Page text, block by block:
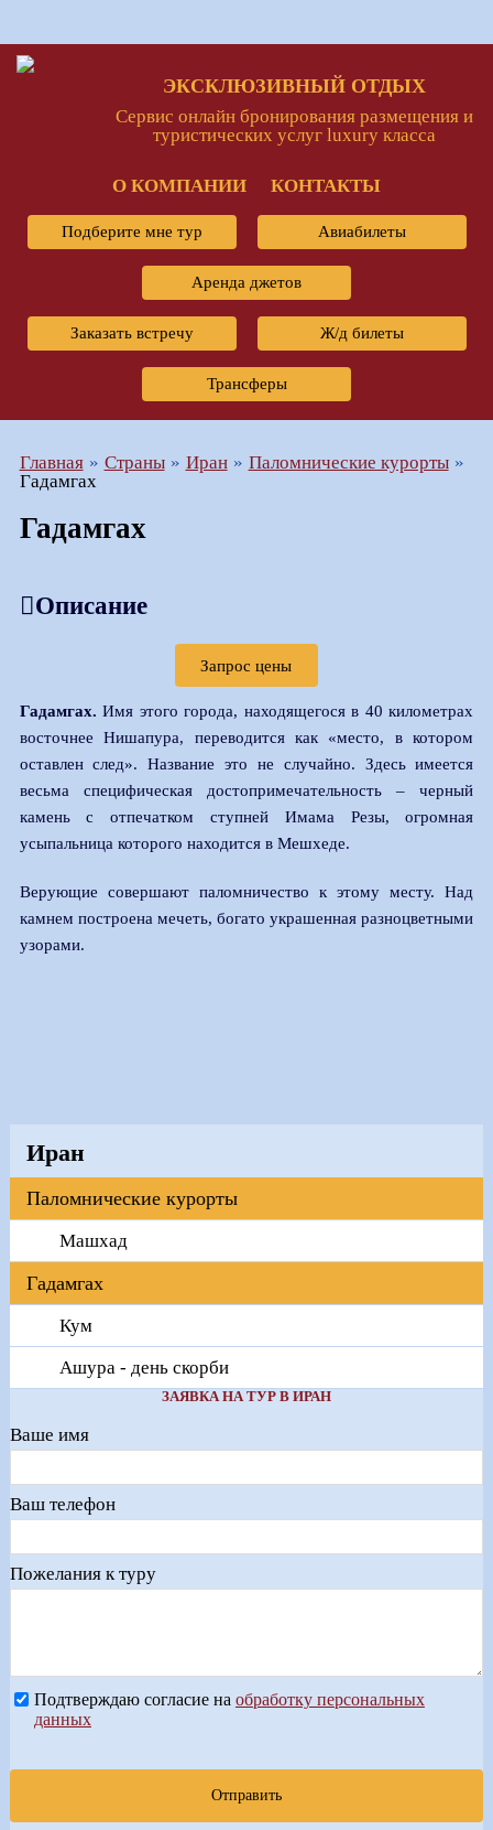
ЭКСКЛЮЗИВНЫЙ ОТДЫХ
Сервис онлайн бронирования размещения и
туристических услуг luxury класса
О КОМПАНИИ КОНТАКТЫ
Подберите мне тур Авиабилеты
Аренда джетов
Заказать встречу Ж/д билеты
Трансферы
Главная Страны Иран
Паломнические курорты
Гадамгах
Гадамгах
Описание
Запрос цены
Гадамгах. Имя этого города, находящегося в 40 километрах
восточнее Нишапура, переводится как «место, в котором
оставлен след». Название это не случайно. Здесь имеется
весьма специфическая достопримечательность – черный
камень с отпечатком ступней Имама Резы, огромная
усыпальница которого находится в Мешхеде.
Верующие совершают паломничество к этому месту. Над
камнем построена мечеть, богато украшенная разноцветными
узорами.
Иран
Паломнические курорты
Машхад
Гадамгах
Кум
Ашура - день скорби
ЗАЯВКА НА ТУР В ИРАН
Ваше имя
Ваш телефон
Пожелания к туру
Подтверждаю согласие на обработку персональных
данных
Отправить